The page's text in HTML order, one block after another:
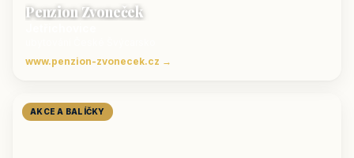
Penzion Zvoneček
www.penzion-zvonecek.cz →
AKCE A BALÍČKY